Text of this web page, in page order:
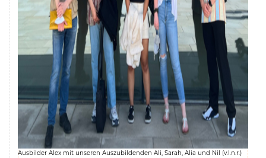
Ausbilder Alex mit unseren Auszubildenden Ali, Sarah, Alia und Nil (v.l.n.r.)